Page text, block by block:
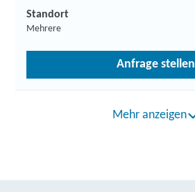
Standort
Mehrere
Anfrage stellen
Mehr anzeigen